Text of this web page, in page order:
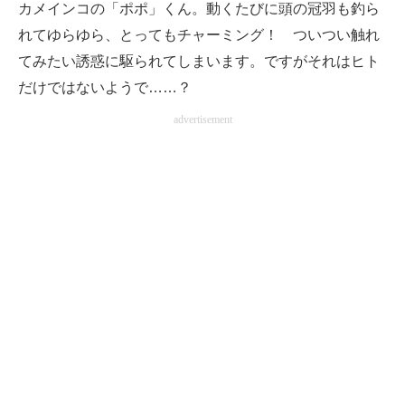
企業ITのトレンドを詳説
経営リーダーのコミュニティ
カメインコの「ポポ」くん。動くたびに頭の冠羽も釣ら
れてゆらゆら、とってもチャーミング！ ついつい触れ
てみたい誘惑に駆られてしまいます。ですがそれはヒト
だけではないようで……？
advertisement